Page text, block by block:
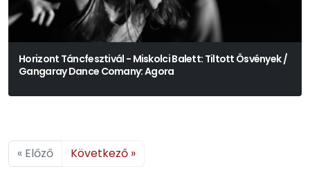
Horizont Táncfesztivál - Miskolci Balett: Tiltott Ösvények /
Gangaray Dance Comany: Agora
« Előző Következő »